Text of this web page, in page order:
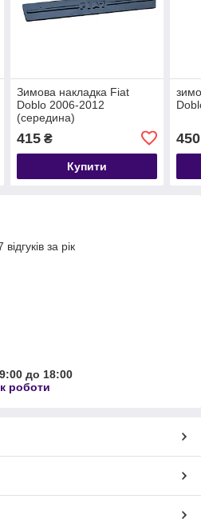
Зимова накладка Fiat
Doblo 2006-2012
(середина)
415₴
Купити
450
за рік
до 18:00
роботи